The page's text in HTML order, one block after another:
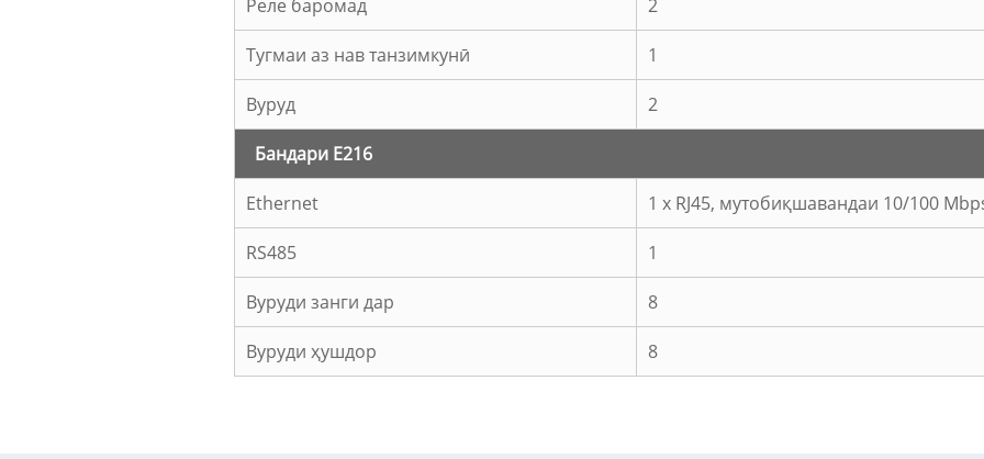
Реле баромад 2
Тугмаи аз нав танзимкунӣ 1
Вуруд 2
Бандари E216
Ethernet 1 x RJ45, мутобиқшавандаи 10/100
RS485 1
Вуруди занги дар 8
Вуруди ҳушдор 8